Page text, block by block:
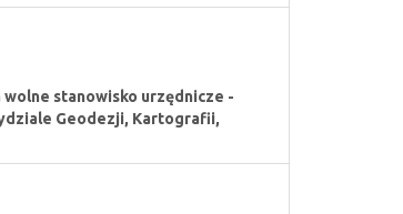
stanowisko urzędnicze -
Geodezji, Kartografii,